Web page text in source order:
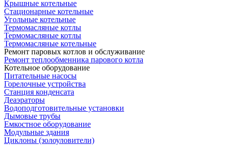
Крышные котельные
Стационарные котельные
Угольные котельные
Термомасляные котлы
Термомасляные котлы
Термомасляные котельные
Ремонт паровых котлов и обслуживание
Ремонт теплообменника парового котла
Котельное оборудование
Питательные насосы
Горелочные устройства
Станция конденсата
Деаэраторы
Водоподготовительные установки
Дымовые трубы
Емкостное оборудование
Mодульные здания
Циклоны (золоуловители)